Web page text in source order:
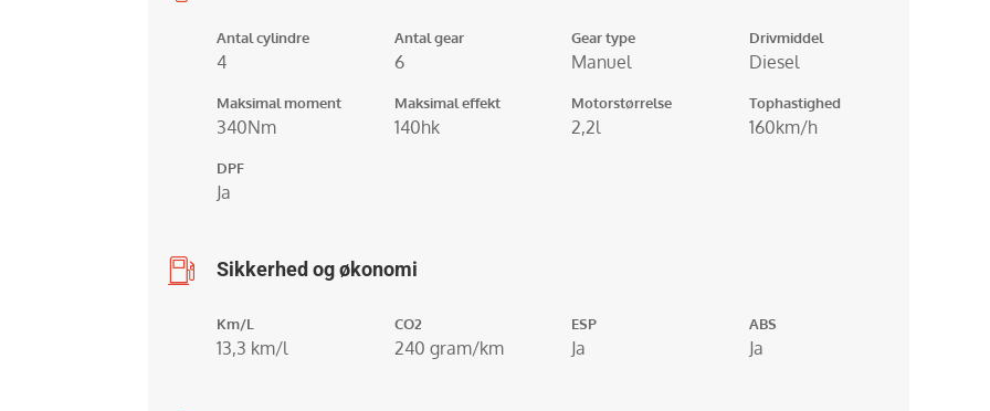
Antal cylindre
4
Antal gear
6
Gear type
Manuel
Drivmiddel
Diesel
Maksimal moment
340Nm
Maksimal effekt
140hk
Motorstørrelse
2,2l
Tophastighed
160km/h
DPF
Ja
Sikkerhed og økonomi
Km/L
13,3 km/l
CO2
240 gram/km
ESP
Ja
ABS
Ja